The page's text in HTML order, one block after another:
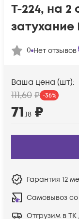
T-224, на
затухание
0 Нет отзывов
Ваша цена (шт):
111,60 ₽ -36%
71,18 ₽
Гарантия 12
Самовывоз
Отгрузим в ТК